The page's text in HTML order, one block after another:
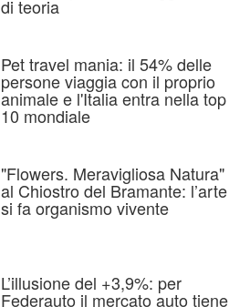
di teoria
Pet travel mania: il 54% delle
persone viaggia con il proprio
animale e l'Italia entra nella top
10 mondiale
"Flowers. Meravigliosa Natura"
al Chiostro del Bramante: l’arte
si fa organismo vivente
L’illusione del +3,9%: per
Federauto il mercato auto tiene